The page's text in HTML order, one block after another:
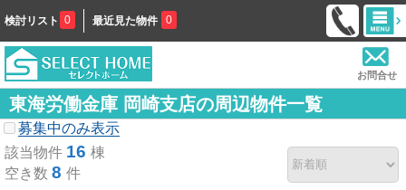
検討リスト 0 最近見た物件 0
お問合せ
東海労働金庫 岡崎支店の周辺物件一覧
募集中のみ表示
該当物件 16 棟
空き数 8 件